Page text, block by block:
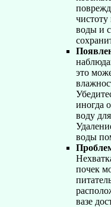
чистоту
воды и
это
иногда
воду
воды
почек
вазе